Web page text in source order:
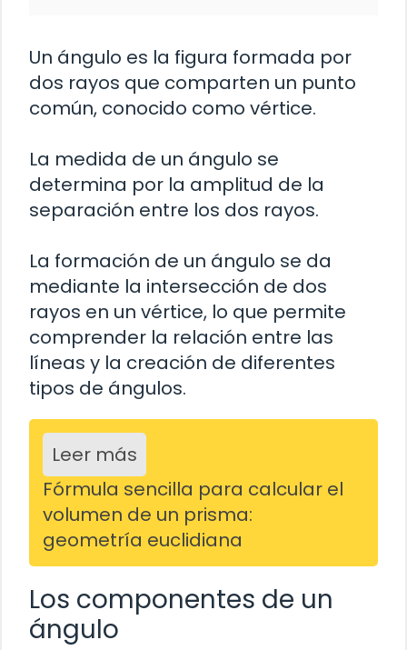
Un ángulo es la figura formada por
dos rayos que comparten un punto
común, conocido como vértice.
La medida de un ángulo se
determina por la amplitud de la
separación entre los dos rayos.
La formación de un ángulo se da
mediante la intersección de dos
rayos en un vértice, lo que permite
comprender la relación entre las
líneas y la creación de diferentes
tipos de ángulos.
Leer más
Fórmula sencilla para calcular el
volumen de un prisma:
geometría euclidiana
Los componentes de un
ángulo